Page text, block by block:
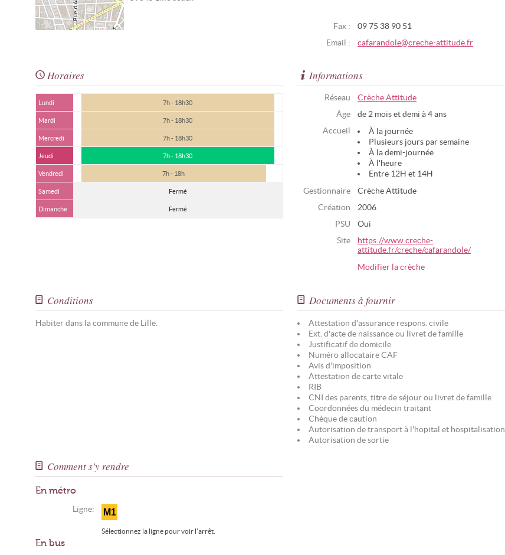
Fax :
09 75 38 90 51
Email :
cafarandole@creche-attitude.fr
Horaires
Lundi 7h - 18h30
Mardi 7h - 18h30
Mercredi 7h - 18h30
Jeudi 7h - 18h30
Vendredi 7h - 18h
Samedi Fermé
Dimanche Fermé
Informations
Réseau
Crèche Attitude
Âge
de 2 mois et demi à 4 ans
Accueil
À la journée
Plusieurs jours par semaine
À la demi-journée
À l'heure
Entre 12H et 14H
Gestionnaire
Crèche Attitude
Création
2006
PSU
Oui
Site
https://www.creche-
attitude.fr/creche/cafarandole/
Modifier la crèche
Conditions
Habiter dans la commune de Lille.
Documents à fournir
Attestation d'assurance respons. civile
Ext. d'acte de naissance ou livret de famille
Justificatif de domicile
Numéro allocataire CAF
Avis d'imposition
Attestation de carte vitale
RIB
CNI des parents, titre de séjour ou livret de famille
Coordonnées du médecin traitant
Chèque de caution
Autorisation de transport à l'hopital et hospitalisation
Autorisation de sortie
Comment s'y rendre
En métro
Ligne: M1
Sélectionnez la ligne pour voir l'arrêt.
En bus